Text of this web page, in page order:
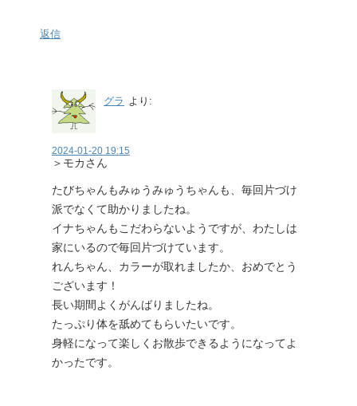
返信
グラ より:
2024-01-20 19:15
＞モカさん
たびちゃんもみゅうみゅうちゃんも、毎回片づけ
派でなくて助かりましたね。
イナちゃんもこだわらないようですが、わたしは
家にいるので毎回片づけています。
れんちゃん、カラーが取れましたか、おめでとう
ございます！
長い期間よくがんばりましたね。
たっぷり体を舐めてもらいたいです。
身軽になって楽しくお散歩できるようになってよ
かったです。